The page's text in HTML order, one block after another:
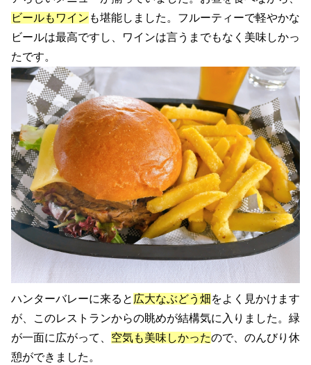
ビールもワイン も堪能しました。フルーティーで軽やかな
ビールは最高ですし、ワインは言うまでもなく美味しかっ
たです。
ハンターバレーに来ると 広大なぶどう畑 をよく見かけます
が、このレストランからの眺めが結構気に入りました。緑
が一面に広がって、 空気も美味しかったので、のんびり休
憩ができました。